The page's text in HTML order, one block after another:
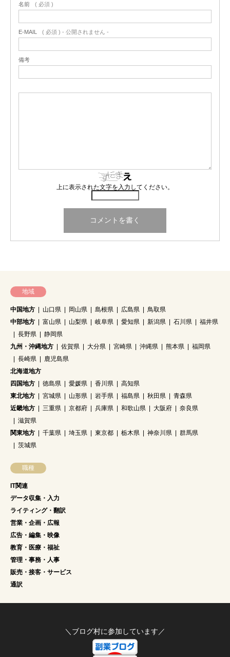
名前 ( 必須 )
E-MAIL ( 必須 ) - 公開されません -
備考
上に表示された文字を入力してください。
地域
中国地方 山口県 岡山県 島根県 広島県
鳥取県
中部地方
富山県 山梨県 岐阜県 愛知県 新潟県 石川県
福井県
長野県
静岡県
九州・沖縄地方
佐賀県 大分県 宮崎県 沖縄県 熊本県
福岡県
長崎県
鹿児島県
北海道地方
四国地方
徳島県 愛媛県 香川県
高知県
東北地方
宮城県 山形県 岩手県 福島県 秋田県
青森県
近畿地方
三重県 京都府 兵庫県 和歌山県 大阪府
奈良県
滋賀県
関東地方
千葉県 埼玉県 東京都 栃木県 神奈川県
群馬県
茨城県
職種
IT関連
データ収集・入力
ライティング・翻訳
営業・企画・広報
広告・編集・映像
教育・医療・福祉
管理・事務・人事
販売・接客・サービス
通訳
＼ブログ村に参加しています／